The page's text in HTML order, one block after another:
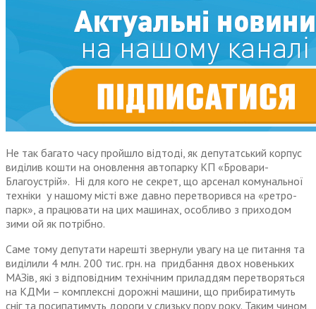
Не так багато часу пройшло відтоді, як депутатський корпус
виділив кошти на оновлення автопарку КП «Бровари-
Благоустрій». Ні для кого не секрет, що арсенал комунальної
техніки у нашому місті вже давно перетворився на «ретро-
парк», а працювати на цих машинах, особливо з приходом
зими ой як потрібно.
Саме тому депутати нарешті звернули увагу на це питання та
виділили 4 млн. 200 тис. грн. на придбання двох новеньких
МАЗів, які з відповідним технічним приладдям перетворяться
на КДМи – комплексні дорожні машини, що прибиратимуть
сніг та посипатимуть дороги у слизьку пору року. Таким чином,